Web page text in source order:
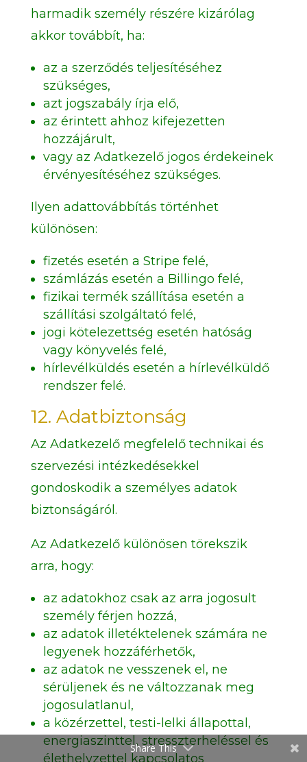
harmadik személy részére kizárólag
akkor továbbít, ha:
az a szerződés teljesítéséhez
szükséges,
azt jogszabály írja elő,
az érintett ahhoz kifejezetten
hozzájárult,
vagy az Adatkezelő jogos érdekeinek
érvényesítéséhez szükséges.
Ilyen adattovábbítás történhet
különösen:
fizetés esetén a Stripe felé,
számlázás esetén a Billingo felé,
fizikai termék szállítása esetén a
szállítási szolgáltató felé,
jogi kötelezettség esetén hatóság
vagy könyvelés felé,
hírlevélküldés esetén a hírlevélküldő
rendszer felé.
12. Adatbiztonság
Az Adatkezelő megfelelő technikai és
szervezési intézkedésekkel
gondoskodik a személyes adatok
biztonságáról.
Az Adatkezelő különösen törekszik
arra, hogy:
az adatokhoz csak az arra jogosult
személy férjen hozzá,
az adatok illetéktelenek számára ne
legyenek hozzáférhetők,
az adatok ne vesszenek el, ne
sérüljenek és ne változzanak meg
jogosulatlanul,
a közérzettel, testi-lelki állapottal,
energiaszinttel, stresszterheléssel és
élethelyzettel kapcsolatos
Share This